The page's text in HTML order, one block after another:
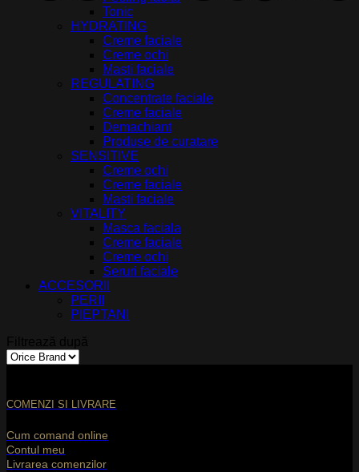
Tonic
HYDRATING
Creme faciale
Creme ochi
Masti faciale
REGULATING
Concentrate faciale
Creme faciale
Demachiant
Produse de curatare
SENSITIVE
Creme ochi
Creme faciale
Masti faciale
VITALITY
Masca faciala
Creme faciale
Creme ochi
Seruri faciale
ACCESORII
PERII
PIEPTANI
COMENZI SI LIVRARE
Cum comand online
Contul meu
Livrarea comenzilor